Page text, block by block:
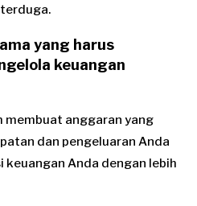
yang harus
keuangan
membuat anggaran yang
dan pengeluaran Anda
Anda dengan lebih